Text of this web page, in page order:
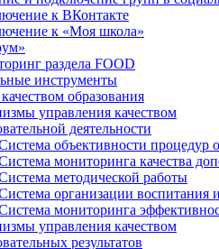
к ВКонтакте
к «Моя школа»
раздела FOOD
инструменты
образования
управления качеством
деятельности
объективности процедур
мониторинга качества
методической работы
организации воспитания
мониторинга
управления качеством
результатов